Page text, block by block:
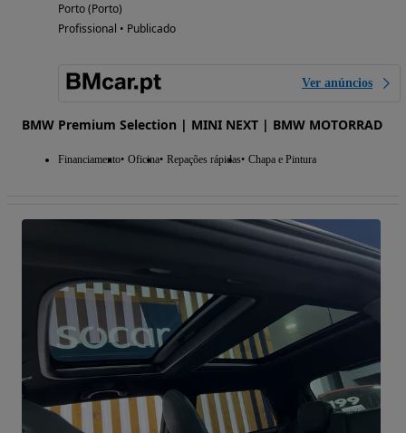
Porto (Porto)
Profissional • Publicado
Ver anúncios
BMW Premium Selection | MINI NEXT | BMW MOTORRAD
Financiamento Oficina Repações rápidas Chapa e Pintura